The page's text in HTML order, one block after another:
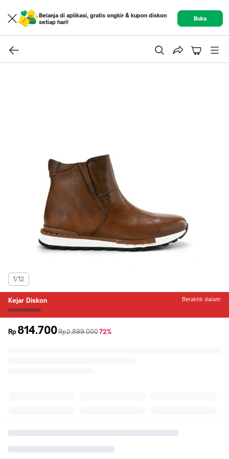
Belanja di aplikasi, gratis ongkir & kupon diskon
setiap hari!
Buka
1/12
Kejar Diskon Berakhir dalam
Rp 814.700sebelum
Rp2.899.000diskon
72%